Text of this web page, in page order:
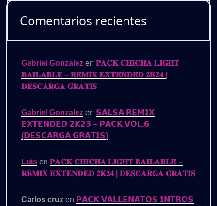
Comentarios recientes
Gabriel Gonzalez en 𝐏𝐀𝐂𝐊 𝐂𝐇𝐈𝐂𝐇𝐀 𝐋𝐈𝐆𝐇𝐓
𝐁𝐀𝐈𝐋𝐀𝐁𝐋𝐄 – 𝐑𝐄𝐌𝐈𝐗 𝐄𝐗𝐓𝐄𝐍𝐃𝐄𝐃 𝟐𝐊𝟐𝟒 |
𝐃𝐄𝐒𝐂𝐀𝐑𝐆𝐀 𝐆𝐑𝐀𝐓𝐈𝐒
Gabriel Gonzalez en 𝗦𝗔𝗟𝗦𝗔 𝗥𝗘𝗠𝗜𝗫
𝗘𝗫𝗧𝗘𝗡𝗗𝗘𝗗 𝟮𝗞𝟮𝟯 – 𝗣𝗔𝗖𝗞 𝗩𝗢𝗟.𝟲
(𝗗𝗘𝗦𝗖𝗔𝗥𝗚𝗔 𝗚𝗥𝗔𝗧𝗜𝗦)
Luis en 𝐏𝐀𝐂𝐊 𝐂𝐇𝐈𝐂𝐇𝐀 𝐋𝐈𝐆𝐇𝐓 𝐁𝐀𝐈𝐋𝐀𝐁𝐋𝐄 –
𝐑𝐄𝐌𝐈𝐗 𝐄𝐗𝐓𝐄𝐍𝐃𝐄𝐃 𝟐𝐊𝟐𝟒 | 𝐃𝐄𝐒𝐂𝐀𝐑𝐆𝐀 𝐆𝐑𝐀𝐓𝐈𝐒
Carlos cruz en 𝗣𝗔𝗖𝗞 𝗩𝗔𝗟𝗟𝗘𝗡𝗔𝗧𝗢𝗦 𝗜𝗡𝗧𝗥𝗢𝗦